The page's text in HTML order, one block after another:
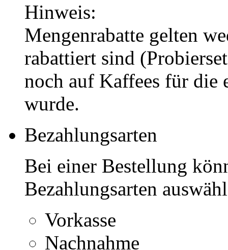
Hinweis:
Mengenrabatte gelten
rabattiert sind
noch auf Kaffees für
wurde.
Bezahlungsarten
Bei einer Bestellung
Bezahlungsarten
Vorkasse
Nachnahme